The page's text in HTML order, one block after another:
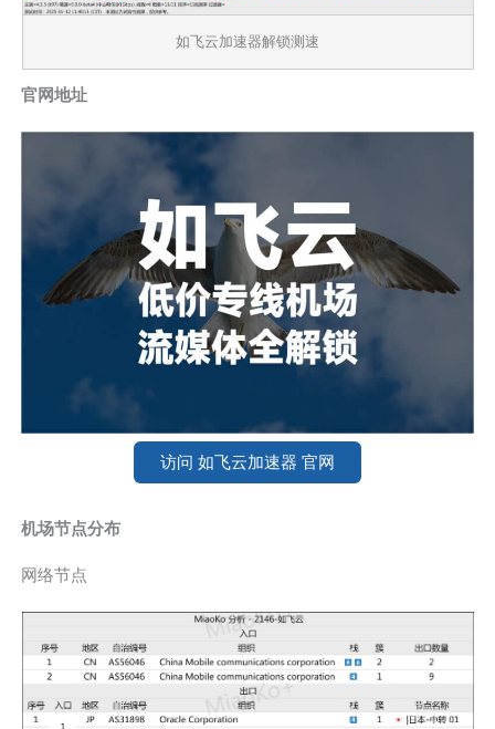
如飞云加速器解锁测速
官网地址
访问 如飞云加速器 官网
机场节点分布
网络节点